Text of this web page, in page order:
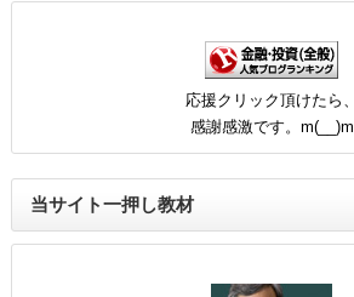
応援クリック頂けたら、
感謝感激です。m(__)m
当サイト一押し教材